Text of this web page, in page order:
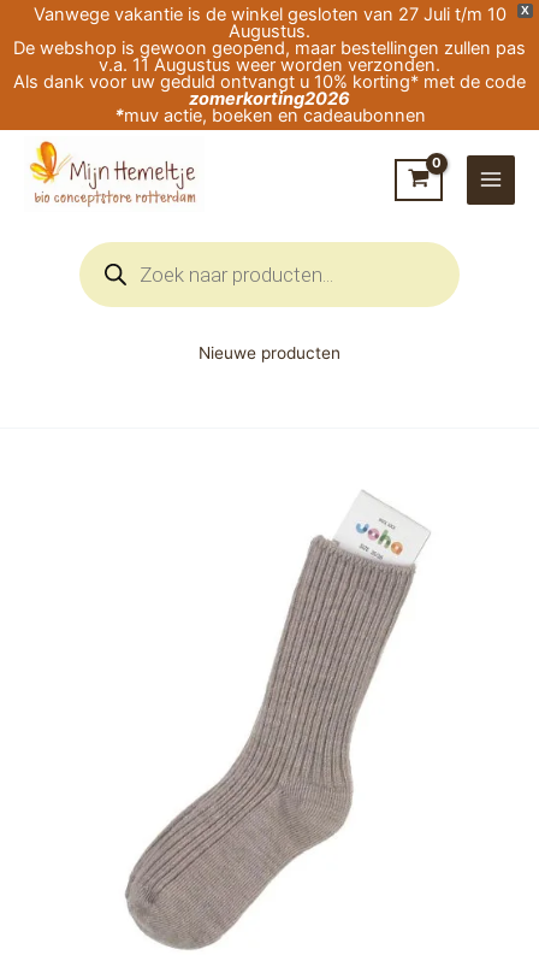
X
Vanwege vakantie is de winkel gesloten van 27 Juli t/m 10
Augustus.
De webshop is gewoon geopend, maar bestellingen zullen pas
v.a. 11 Augustus weer worden verzonden.
Als dank voor uw geduld ontvangt u 10% korting* met de code
zomerkorting2026
*muv actie, boeken en cadeaubonnen
naar
de
Producten
zoeken
Nieuwe producten